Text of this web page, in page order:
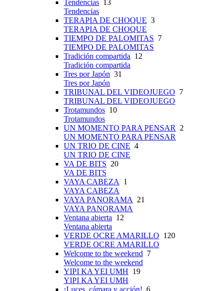
Tendencias 13
Tendencias
TERAPIA DE CHOQUE 3
TERAPIA DE CHOQUE
TIEMPO DE PALOMITAS 7
TIEMPO DE PALOMITAS
Tradición compartida 12
Tradición compartida
Tres por Japón 31
Tres por Japón
TRIBUNAL DEL VIDEOJUEGO 7
TRIBUNAL DEL VIDEOJUEGO
Trotamundos 10
Trotamundos
UN MOMENTO PARA PENSAR 2
UN MOMENTO PARA PENSAR
UN TRIO DE CINE 4
UN TRIO DE CINE
VA DE BITS 20
VA DE BITS
VAYA CABEZA 1
VAYA CABEZA
VAYA PANORAMA 21
VAYA PANORAMA
Ventana abierta 12
Ventana abierta
VERDE OCRE AMARILLO 120
VERDE OCRE AMARILLO
Welcome to the weekend 7
Welcome to the weekend
YIPI KA YEI UMH 19
YIPI KA YEI UMH